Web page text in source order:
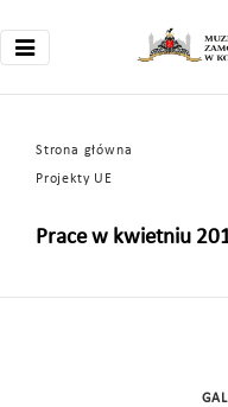
Strona główna
Projekty UE
Prace w kwietniu